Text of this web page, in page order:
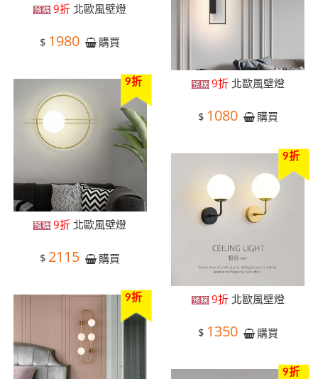
9折 北歐風壁燈
$ 1980 購買
9折北歐風壁燈
$ 1080 購買
9折
9折 北歐風壁燈
$ 2115 購買
9折
9折北歐風壁燈
$ 1350 購買
9折
9折